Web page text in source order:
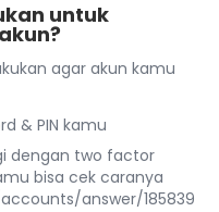
untuk
agar akun kamu
& PIN kamu
dengan two factor
bisa cek caranya
answer/185839